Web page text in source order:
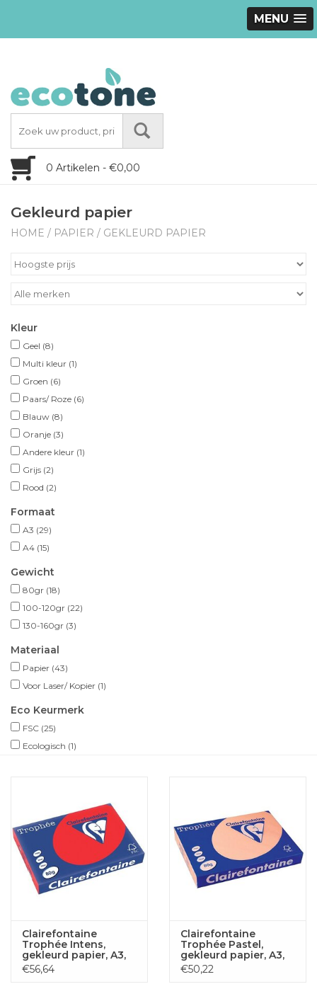
MENU
0 Artikelen - €0,00
Gekleurd papier
HOME / PAPIER / GEKLEURD PAPIER
Kleur
Geel (8)
Multi kleur (1)
Groen (6)
Paars/ Roze (6)
Blauw (8)
Oranje (3)
Andere kleur (1)
Grijs (2)
Rood (2)
Formaat
A3 (29)
A4 (15)
Gewicht
80gr (18)
100-120gr (22)
130-160gr (3)
Materiaal
Papier (43)
Voor Laser/ Kopier (1)
Eco Keurmerk
FSC (25)
Ecologisch (1)
Clairefontaine
Trophée Intens,
gekleurd papier, A3,
80 g, 500 vel,
koraalrood
€56,64
Clairefontaine
Trophée Pastel,
gekleurd papier, A3,
80 g, 500 vel, zalm
€50,22